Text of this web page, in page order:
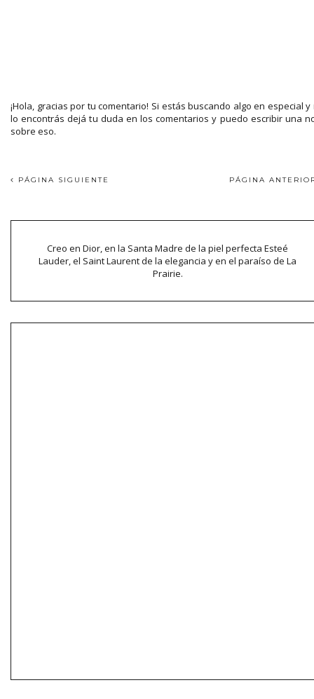
¡Hola, gracias por tu comentario! Si estás buscando algo en especial y
lo encontrás dejá tu duda en los comentarios y puedo escribir una
sobre eso.
PÁGINA SIGUIENTE PÁGINA
Creo en Dior, en la Santa Madre de la piel perfecta Esteé
Lauder, el Saint Laurent de la elegancia y en el paraíso de La
Prairie.